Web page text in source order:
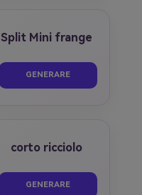
Split Mini frange
prima dopo
GENERARE
corto ricciolo
prima dopo
GENERARE